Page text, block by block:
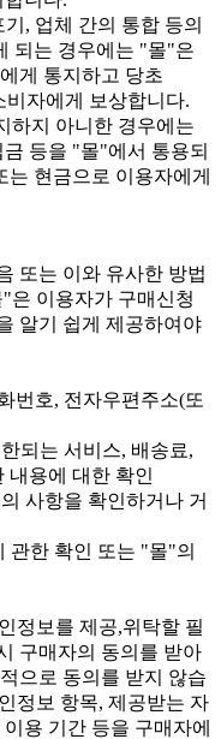
, 업체 간의 통합 등의
되는 경우에는 "몰"은
게 통지하고 당초
자에게 보상합니다.
하지 아니한 경우에는
등을 "몰"에서 통용되
현금으로 이용자에게
또는 이와 유사한 방법
은 이용자가 구매신청
알기 쉽게 제공하여야
번호, 전자우편주소(또
되는 서비스, 배송료,
내용에 대한 확인
사항을 확인하거나 거
관한 확인 또는 "몰"의
정보를 제공,위탁할 필
구매자의 동의를 받아
으로 동의를 받지 않습
정보 항목, 제공받는 자
용 기간 등을 구매자에